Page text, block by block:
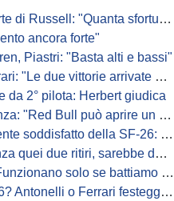
sfortuna può avere un pilota?"
ancora forte"
Piastri: "Basta alti e bassi"
vittorie arrivate per colpa nostra
da 2° pilota: Herbert giudica
Bull può aprire un nuovo corso"
SF-26: "Non è solo la mia macchina"
ritiri, sarebbe davanti di tanto"
solo se battiamo gli altri"
Ferrari festeggiano il titolo in casa...